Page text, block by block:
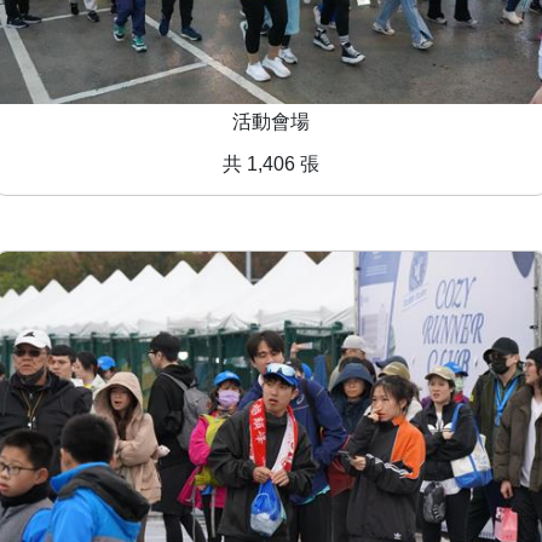
活動會場
共 1,406 張